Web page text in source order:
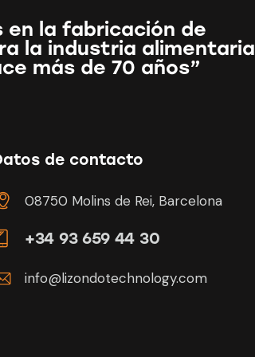
en la fabricación de
la industria alimentaria
más de 70 años”
de contacto
08750 Molins de Rei, Barcelona
+34 93 659 44 30
info@lizondotechnology.com